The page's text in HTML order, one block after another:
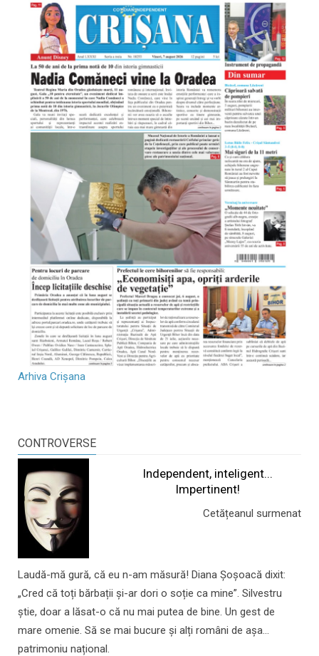
Arhiva Crișana
CONTROVERSE
Independent, inteligent...
Impertinent!
Cetățeanul surmenat
Laudă-mă gură, că eu n-am măsură! Diana Șoșoacă dixit:
„Cred că toți bărbații și-ar dori o soție ca mine”. Silvestru
știe, doar a lăsat-o că nu mai putea de bine. Un gest de
mare omenie. Să se mai bucure și alți români de așa...
patrimoniu național.